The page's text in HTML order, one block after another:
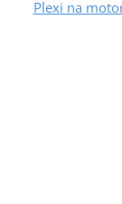
Plexi na